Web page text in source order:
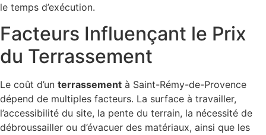
le temps d’exécution.
Facteurs Influençant le Prix
du Terrassement
Le coût d’un terrassement à Saint-Rémy-de-Provence
dépend de multiples facteurs. La surface à travailler,
l’accessibilité du site, la pente du terrain, la nécessité de
débroussailler ou d’évacuer des matériaux, ainsi que les